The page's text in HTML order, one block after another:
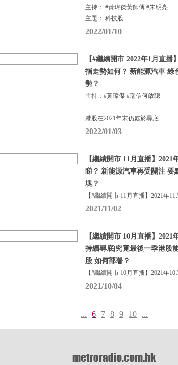
主持： #黃瑋傑黃師傅 #朱明亮
主題： 科技股
2022/01/10
【#繼續開市 2022年1月直
指走勢如何？|新能源汽車 綠
勢？
主持：#黃瑋傑 #瑞信何啟聰
港股在2021年末仍處於尋底
2022/01/03
【繼續開市 11月直播】
睇？|新能源汽車再受關注
塊？
【#繼續開市 11月直播】2021年
2021/11/02
【繼續開市 10月直播】
持續尋底|究竟最後一季港股
股 如何部署？
【#繼續開市 10月直播】2021年
2021/10/04
... 6 7 8 9 10 ...